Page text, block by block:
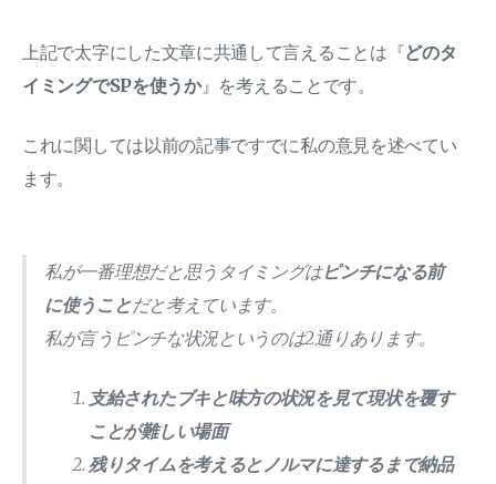
上記で太字にした文章に共通して言えることは『どのタ
イミングでSPを使うか』を考えることです。
これに関しては以前の記事ですでに私の意見を述べてい
ます。
私が一番理想だと思うタイミングはピンチになる前
に使うことだと考えています。
私が言うピンチな状況というのは2通りあります。
支給されたブキと味方の状況を見て現状を覆す
ことが難しい場面
残りタイムを考えるとノルマに達するまで納品